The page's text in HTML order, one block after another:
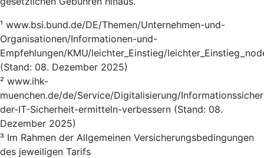
¹ www.bsi.bund.de/DE/Themen/Unternehmen-und-
Organisationen/Informationen-und-
Empfehlungen/KMU/leichter_Einstieg/
(Stand: 08. Dezember 2025)
² www.ihk-
muenchen.de/de/Service/Digitalisierung/
der-IT-Sicherheit-ermitteln-verbessern (Stand: 08.
Dezember 2025)
³ Im Rahmen der Allgemeinen Versicherungsbedingungen
des jeweiligen Tarifs